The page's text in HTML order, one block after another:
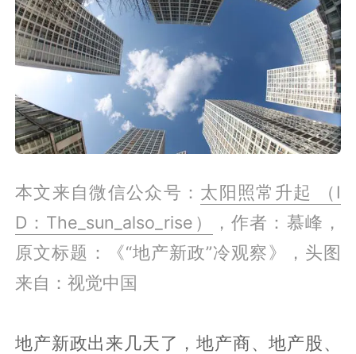
本文来自微信公众号： 太阳照常升起 （I
D：The_sun_also_rise）
，作者：慕峰，
原文标题：《“地产新政”冷观察》，头图
来自：视觉中国
地产新政出来几天了，地产商、地产股、